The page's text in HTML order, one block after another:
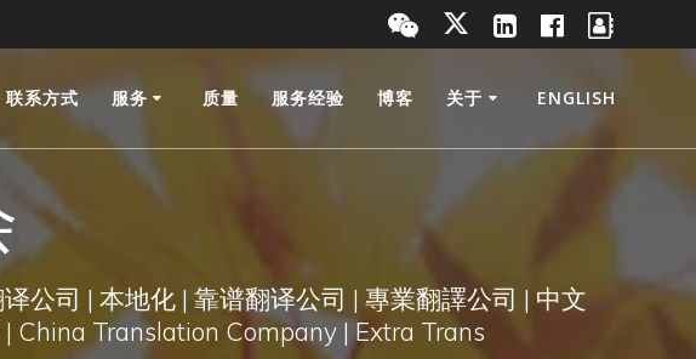
联系方式 服务 质量 服务经验 博客 关于 ENGLISH
公司 | 本地化 | 靠谱翻译公司 | 專業翻譯公司 | 中文
China Translation Company | Extra Trans